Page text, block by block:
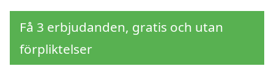
Få 3 erbjudanden, gratis och utan
förpliktelser